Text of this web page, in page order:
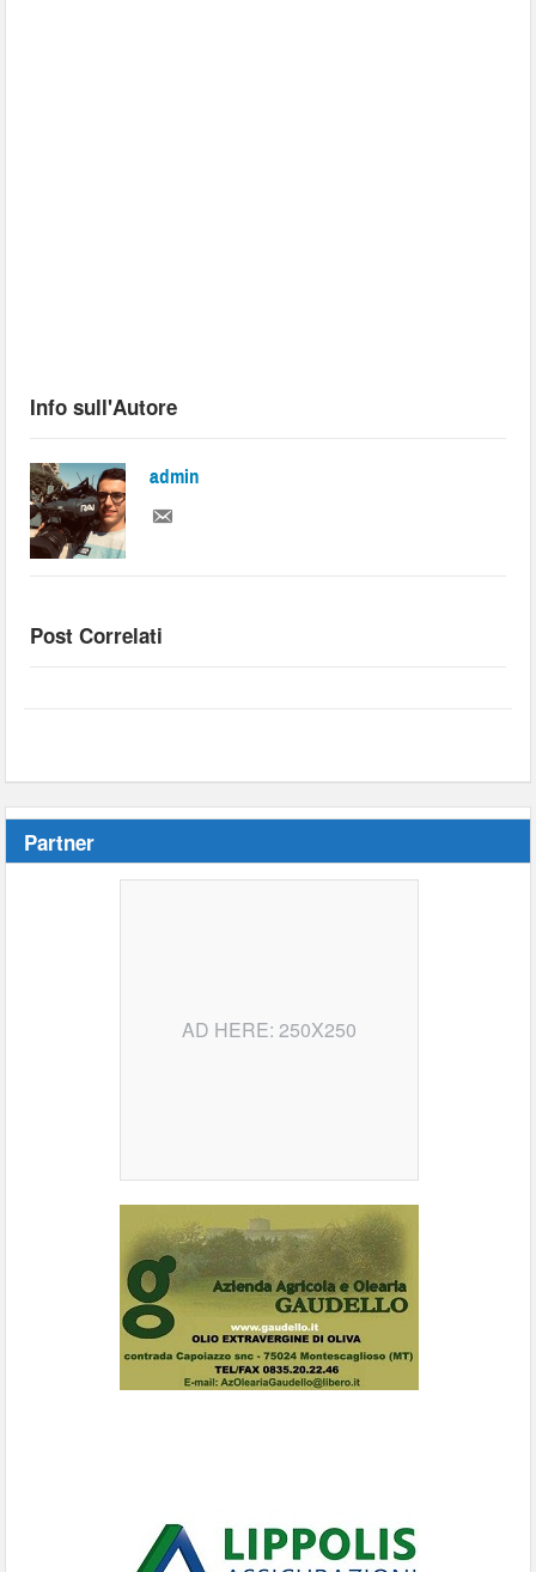
Info sull'Autore
admin
Post Correlati
Partner
AD HERE: 250X250